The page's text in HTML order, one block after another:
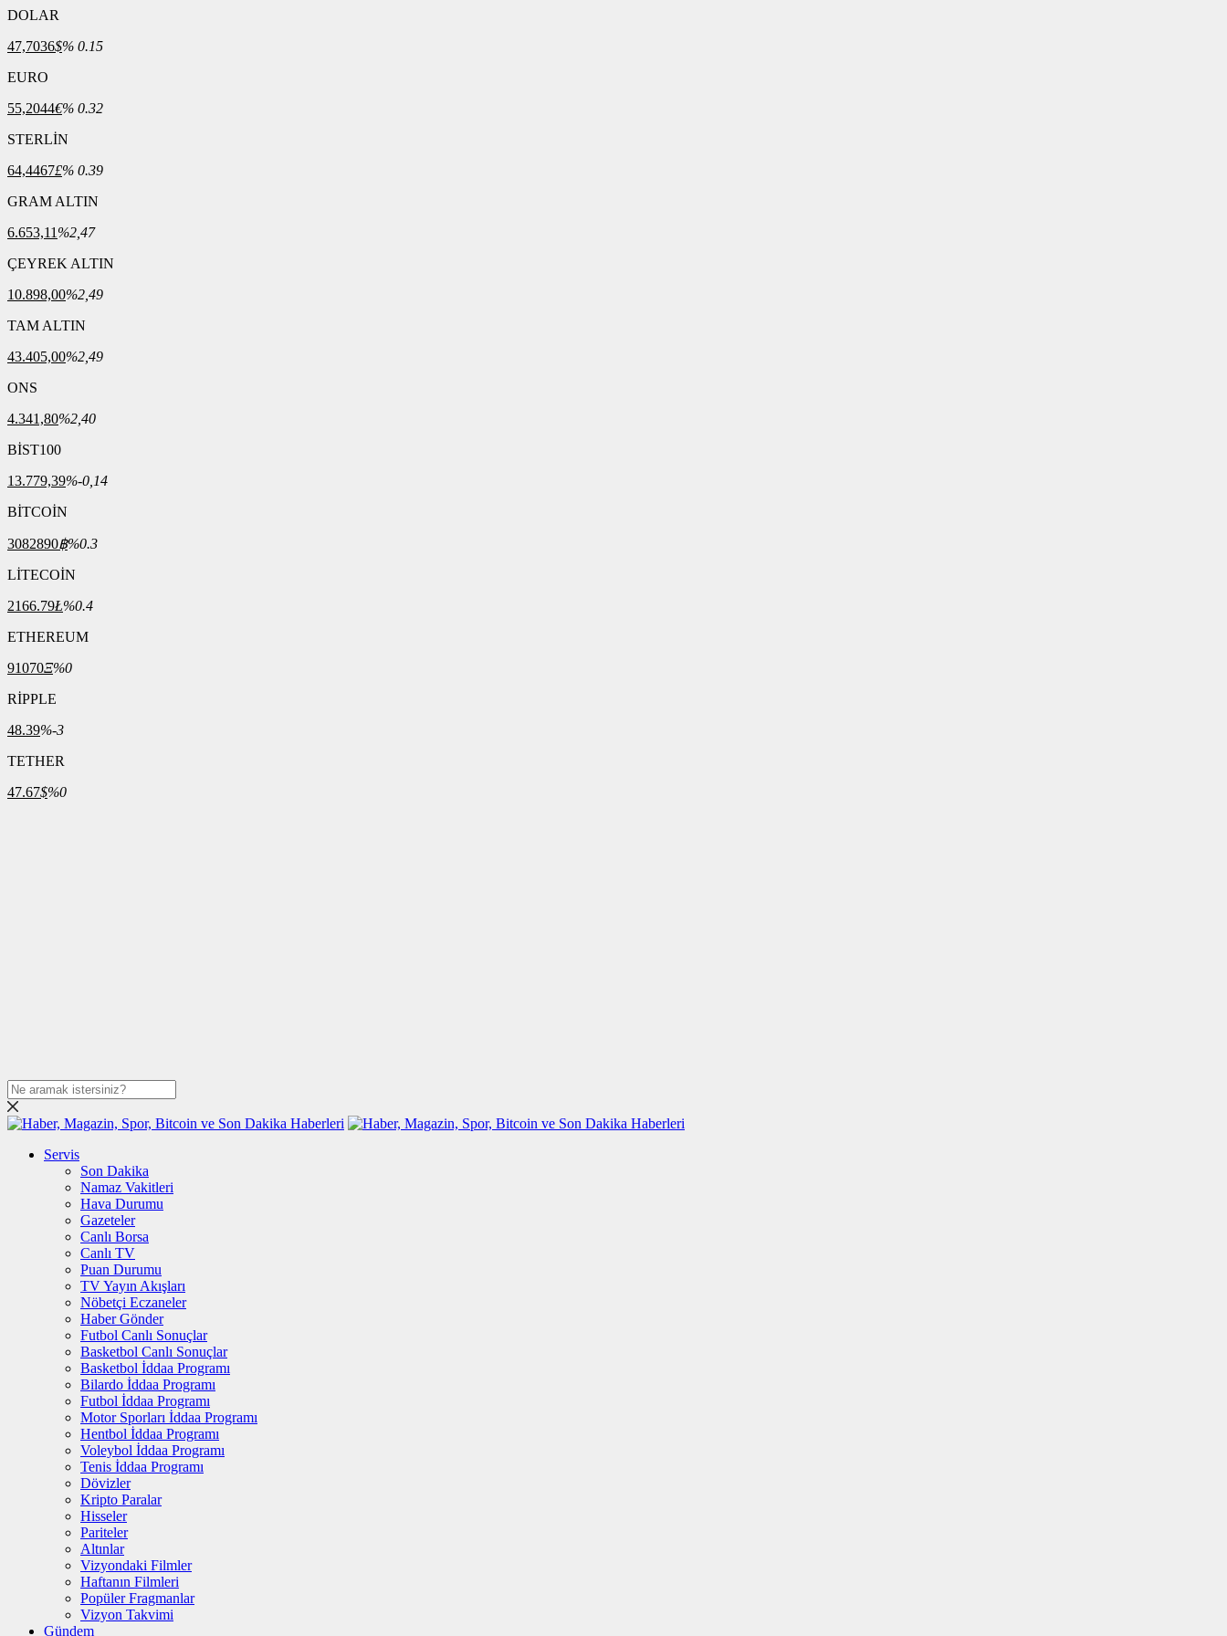
DOLAR
47,7036$% 0.15
EURO
55,2044€% 0.32
STERLİN
64,4467£% 0.39
GRAM ALTIN
6.653,11 %2,47
ÇEYREK ALTIN
10.898,00%2,49
TAM ALTIN
43.405,00%2,49
ONS
4.341,80%2,40
BİST100
13.779,39%-0,14
BİTCOİN
3082890฿%0.3
LİTECOİN
2166.79Ł%0.4
ETHEREUM
91070Ξ%0
RİPPLE
48.39%-3
TETHER
47.67$%0
Servis
Son Dakika
Namaz Vakitleri
Hava Durumu
Gazeteler
Canlı Borsa
Canlı TV
Puan Durumu
TV Yayın Akışları
Nöbetçi Eczaneler
Haber Gönder
Futbol Canlı Sonuçlar
Basketbol Canlı Sonuçlar
Basketbol İddaa Programı
Bilardo İddaa Programı
Futbol İddaa Programı
Motor Sporları İddaa Programı
Hentbol İddaa Programı
Voleybol İddaa Programı
Tenis İddaa Programı
Dövizler
Kripto Paralar
Hisseler
Pariteler
Altınlar
Vizyondaki Filmler
Haftanın Filmleri
Popüler Fragmanlar
Vizyon Takvimi
Gündem